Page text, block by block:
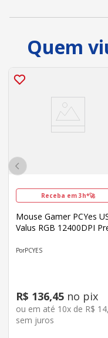
Quem
Receba em 3h*🚀
Mouse Gamer PCYes
Valus RGB 12400DPI
PCYES
R$ 136,45 no pix
ou em até 10x de R$ 14,
sem juros